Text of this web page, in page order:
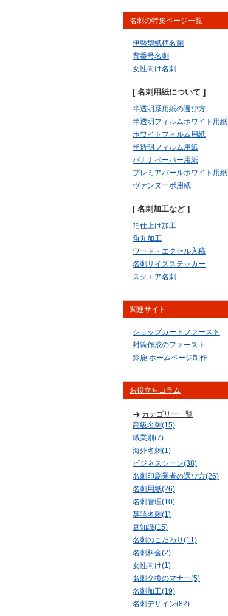
名刺の特集ページ一覧
伊勢型紙柄名刺
背番号名刺
女性向け名刺
[ 名刺用紙について ]
半透明系用紙の選び方
半透明フィルムホワイト用紙
ホワイトフィルム用紙
半透明フィルム用紙
バナナペーパー用紙
プレミアパールホワイト用紙
ヴァンヌーボ用紙
[ 名刺加工など ]
箔仕上げ加工
角丸加工
ワード・エクセル入稿
名刺サイズステッカー
スクエア名刺
関連サイト
ショップカードファースト
封筒作成のファースト
鈴鹿 ホームページ制作
お役立ちコラム
カテゴリー一覧
高級名刺(15)
職業別(7)
海外名刺(1)
ビジネスシーン(38)
名刺印刷業者の選び方(26)
名刺用紙(26)
名刺管理(10)
英語名刺(1)
豆知識(15)
名刺のこだわり(11)
名刺料金(2)
女性向け(1)
名刺交換のマナー(5)
名刺加工(19)
名刺デザイン(82)